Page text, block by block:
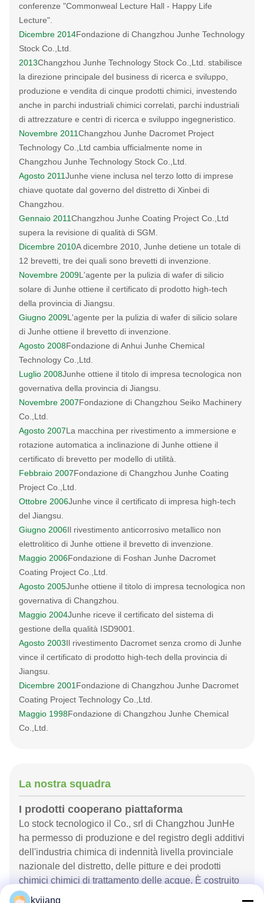
conferenze "Commonweal Lecture Hall - Happy Life
Lecture".
Dicembre 2014Fondazione di Changzhou Junhe Technology
Stock Co.,Ltd.
2013Changzhou Junhe Technology Stock Co.,Ltd. stabilisce
la direzione principale del business di ricerca e sviluppo,
produzione e vendita di cinque prodotti chimici, investendo
anche in parchi industriali chimici correlati, parchi industriali
di attrezzature e centri di ricerca e sviluppo ingegneristico.
Novembre 2011Changzhou Junhe Dacromet Project
Technology Co.,Ltd cambia ufficialmente nome in
Changzhou Junhe Technology Stock Co.,Ltd.
Agosto 2011Junhe viene inclusa nel terzo lotto di imprese
chiave quotate dal governo del distretto di Xinbei di
Changzhou.
Gennaio 2011Changzhou Junhe Coating Project Co.,Ltd
supera la revisione di qualità di SGM.
Dicembre 2010A dicembre 2010, Junhe detiene un totale di
12 brevetti, tre dei quali sono brevetti di invenzione.
Novembre 2009L'agente per la pulizia di wafer di silicio
solare di Junhe ottiene il certificato di prodotto high-tech
della provincia di Jiangsu.
Giugno 2009L'agente per la pulizia di wafer di silicio solare
di Junhe ottiene il brevetto di invenzione.
Agosto 2008Fondazione di Anhui Junhe Chemical
Technology Co.,Ltd.
Luglio 2008Junhe ottiene il titolo di impresa tecnologica non
governativa della provincia di Jiangsu.
Novembre 2007Fondazione di Changzhou Seiko Machinery
Co.,Ltd.
Agosto 2007La macchina per rivestimento a immersione e
rotazione automatica a inclinazione di Junhe ottiene il
certificato di brevetto per modello di utilità.
Febbraio 2007Fondazione di Changzhou Junhe Coating
Project Co.,Ltd.
Ottobre 2006Junhe vince il certificato di impresa high-tech
del Jiangsu.
Giugno 2006Il rivestimento anticorrosivo metallico non
elettrolitico di Junhe ottiene il brevetto di invenzione.
Maggio 2006Fondazione di Foshan Junhe Dacromet
Coating Project Co.,Ltd.
Agosto 2005Junhe ottiene il titolo di impresa tecnologica non
governativa di Changzhou.
Maggio 2004Junhe riceve il certificato del sistema di
gestione della qualità ISD9001.
Agosto 2003Il rivestimento Dacromet senza cromo di Junhe
vince il certificato di prodotto high-tech della provincia di
Jiangsu.
Dicembre 2001 Fondazione di Changzhou Junhe Dacromet
Coating Project Technology Co.,Ltd.
Maggio 1998Fondazione di Changzhou Junhe Chemical
Co.,Ltd.
La nostra squadra
I prodotti cooperano piattaforma
Lo stock tecnologico il Co., srl di Changzhou JunHe
ha permesso di produzione e del registro degli additivi
dell'industria chimica di indennità livella provinciale
nazionale del distretto, delle pitture e dei prodotti
chimici chimici di trattamento delle acque. È costruito
circa 15 mila m2 negozio e magazzino di
kyjiang